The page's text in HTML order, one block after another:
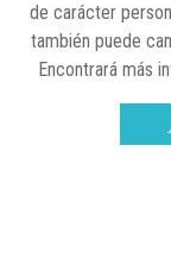
25 de marzo, 2023
de carácter
también puede
Encontrará más